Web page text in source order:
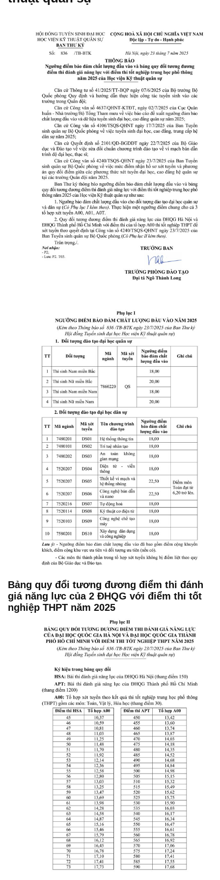
Bảng quy đổi tương đương điểm thi đánh
giá năng lực của 2 ĐHQG với điểm thi tốt
nghiệp THPT năm 2025